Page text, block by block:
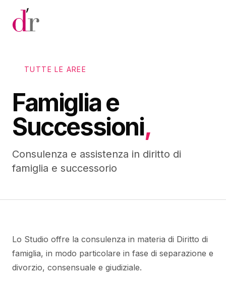
Vai al contenuto principale
TUTTE LE AREE
Famiglia e
Successioni,
Consulenza e assistenza in diritto di
famiglia e successorio
Lo Studio offre la consulenza in materia di Diritto di
famiglia, in modo particolare in fase di separazione e
divorzio, consensuale e giudiziale.